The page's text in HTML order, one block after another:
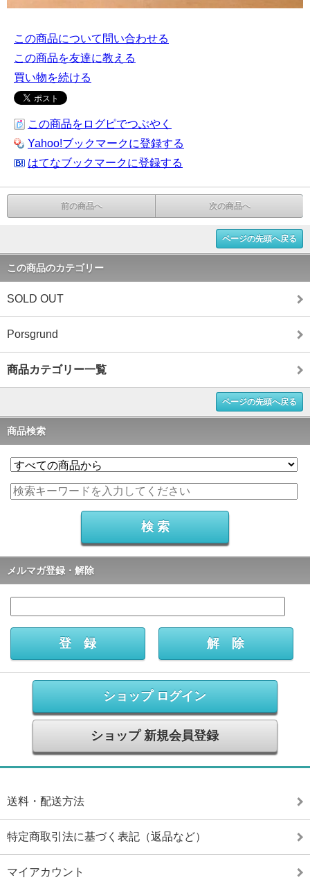
この商品について問い合わせる
この商品を友達に教える
買い物を続ける
この商品をログピでつぶやく
Yahoo!ブックマークに登録する
はてなブックマークに登録する
前の商品へ 次の商品へ
ページの先頭へ戻る
この商品のカテゴリー
SOLD OUT
Porsgrund
商品カテゴリー一覧
ページの先頭へ戻る
商品検索
メルマガ登録・解除
ショップ ログイン
ショップ 新規会員登録
送料・配送方法
特定商取引法に基づく表記（返品など）
マイアカウント